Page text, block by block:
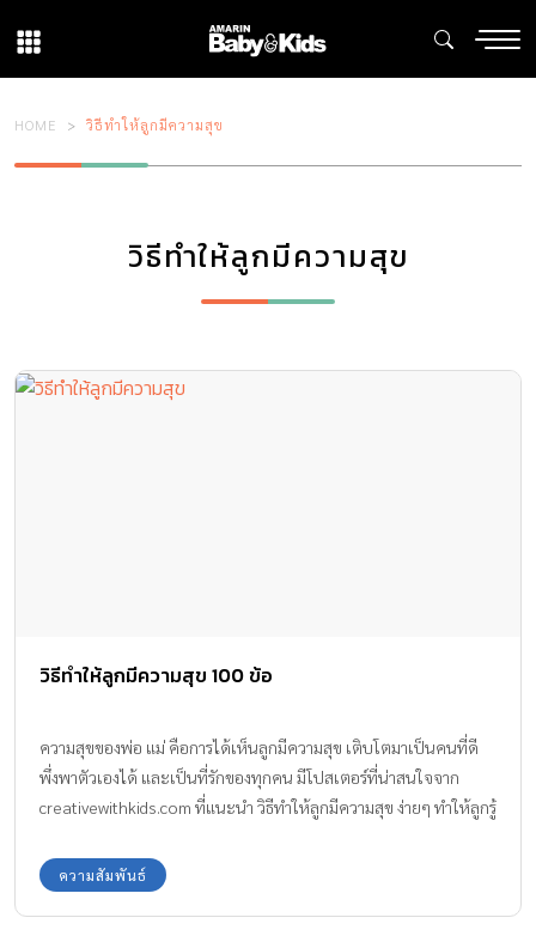
HOME วิธีทำให้ลูกมีความสุข
วิธีทำให้ลูกมีความสุข
วิธีทำให้ลูกมีความสุข 100 ข้อ
ความสุขของพ่อ แม่ คือการได้เห็นลูกมีความสุข เติบโตมาเป็นคนที่ดี
พึ่งพาตัวเองได้ และเป็นที่รักของทุกคน มีโปสเตอร์ที่น่าสนใจจาก
creativewithkids.com ที่แนะนำ วิธีทำให้ลูกมีความสุข ง่ายๆ ทำให้ลูกรู้
เอาใส่ใจความสัมพันธ์